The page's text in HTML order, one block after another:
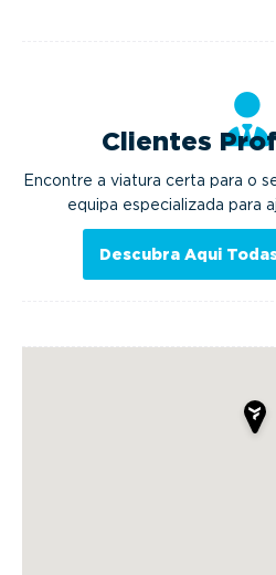
Clientes
Encontre a viatura certa para o
equipa especializada para
Descubra Aqui